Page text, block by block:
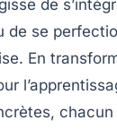
de
de se
En
chacun